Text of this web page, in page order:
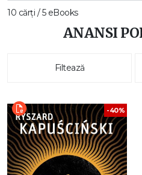
10 cărți / 5 eBooks
ANANSI
Filtează
-40%